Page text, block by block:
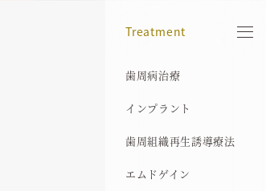
Treatment
歯周病治療
インプラント
歯周組織再生誘導療法
エムドゲイン
当院について
コンセプト
その他基本方針
プライバシーポリシー
院長紹介
保有資格
経歴
代表的な受賞歴
医院案内
院内ギャラリー
診療機器
歯科用X線CT
マイクロスコープ
SimPlant
治療の流れ
医療費控除について
歯周病治療
インプラント
歯周組織再生誘導療法
エムドゲイン
インプラント症例
歯周病症例
義歯症例
難治療症例
アクセス
お知らせ
ブログ